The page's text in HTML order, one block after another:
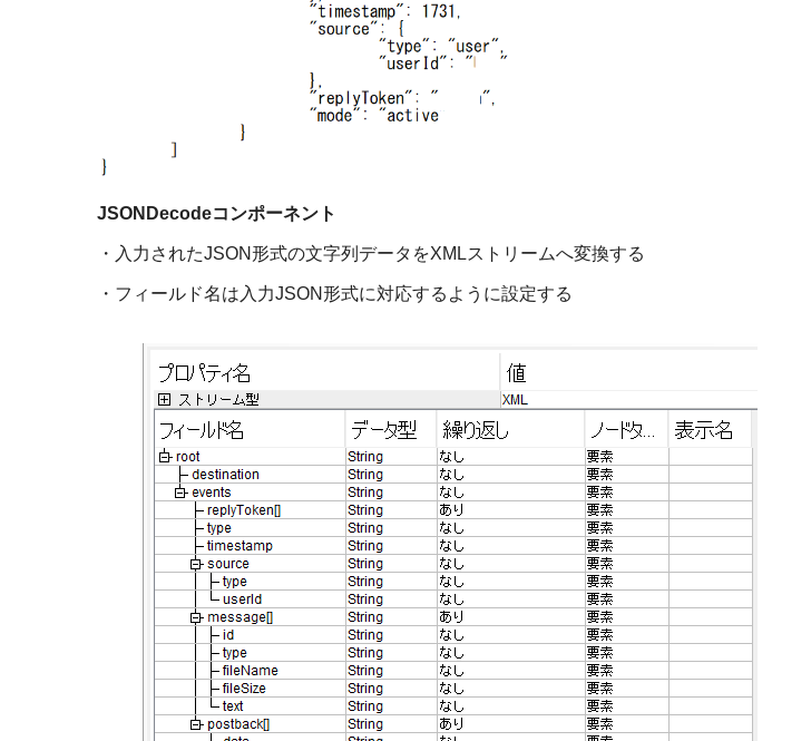
JSONDecodeコンポーネント
・入力されたJSON形式の文字列データをXMLストリームへ変換する
・フィールド名は入力JSON形式に対応するように設定する